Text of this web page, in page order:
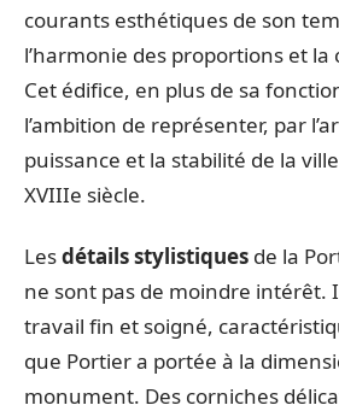
courants esthétiques de son
l’harmonie des proportions et la
Cet édifice, en plus de sa
l’ambition de représenter, par
puissance et la stabilité de la
XVIIIe siècle.
Lesdétails stylistiques de la
ne sont pas de moindre intérêt.
travail fin et soigné,
que Portier a portée à la
monument. Des corniches